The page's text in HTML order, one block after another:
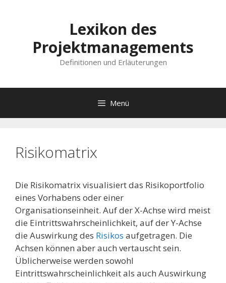
Lexikon des
Projektmanagements
Definitionen und Erläuterungen
Menü
Risikomatrix
Die Risikomatrix visualisiert das Risikoportfolio
eines Vorhabens oder einer
Organisationseinheit. Auf der X-Achse wird meist
die Eintrittswahrscheinlichkeit, auf der Y-Achse
die Auswirkung des Risikos aufgetragen. Die
Achsen können aber auch vertauscht sein.
Üblicherweise werden sowohl
Eintrittswahrscheinlichkeit als auch Auswirkung